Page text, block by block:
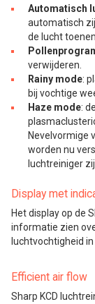
Automatisch
automatisch
de lucht
verwijderen.
Rainy mode:
bij vochtige
Haze mode:
Nevelvormige
worden nu
luchtreiniger
Display met
Het display op de
informatie zien
luchtvochtigheid in
Efficient air flow
Sharp KCD